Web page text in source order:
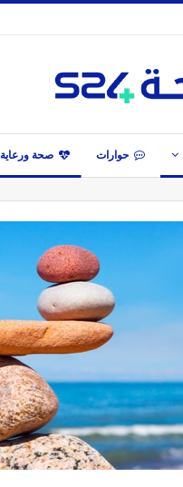
حوارات صحة ورعاية